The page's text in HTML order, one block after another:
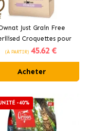
Just Grain Free
Croquettes pour
Chats Stérilisés
(À PARTIR) 45.62 €
Acheter
-40%